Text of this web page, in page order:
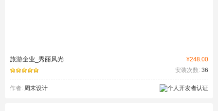
¥248.00
旅游企业_秀丽风光
安装次数: 36
作者: 周末设计